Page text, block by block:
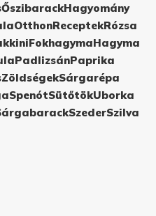
ŐszibarackHagyomány
OtthonReceptekRózsa
FokhagymaHagyma
PadlizsánPaprika
ZöldségekSárgarépa
SpenótSütőtökUborka
SzederSzilva